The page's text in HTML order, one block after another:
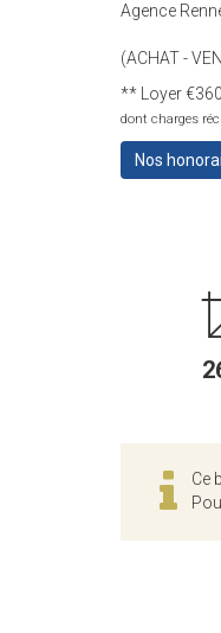
Agence
(ACHAT -
** Loyer
dont charges
Nos
Ce